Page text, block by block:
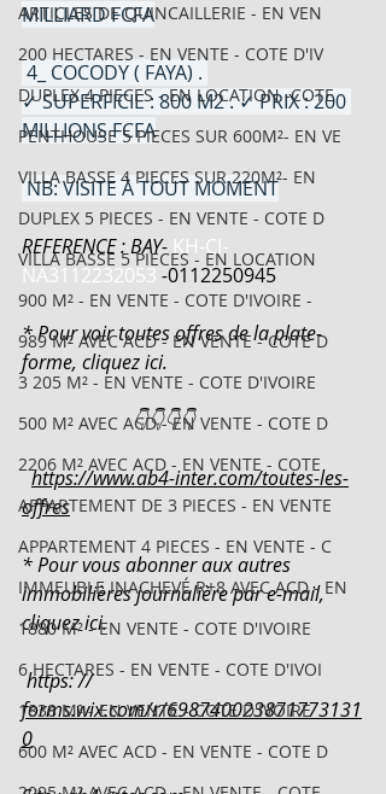
ARTICLES DE QUINCAILLERIE - EN VEN
200 HECTARES - EN VENTE - COTE D'IV
DUPLEX 4 PIECES - EN LOCATION -COTE
PENTHOUSE 5 PIECES SUR 600M²- EN VE
VILLA BASSE 4 PIECES SUR 220M²- EN
DUPLEX 5 PIECES - EN VENTE - COTE D
VILLA BASSE 5 PIECES - EN LOCATION
900 M² - EN VENTE - COTE D'IVOIRE -
989 M² AVEC ACD - EN VENTE - COTE D
3 205 M² - EN VENTE - COTE D'IVOIRE
500 M² AVEC ACD - EN VENTE - COTE D
2206 M² AVEC ACD - EN VENTE - COTE
APPARTEMENT DE 3 PIECES - EN VENTE
APPARTEMENT 4 PIECES - EN VENTE - C
IMMEUBLE INACHEVÉ R+8 AVEC ACD - EN
1880 M² - EN VENTE - COTE D'IVOIRE
6 HECTARES - EN VENTE - COTE D'IVOI
1838 M² - EN VENTE - COTE D'IVOIRE
600 M² AVEC ACD - EN VENTE - COTE D
MILLIARD FCFA
4_ COCODY ( FAYA) .
✓ SUPERFICIE : 800 M2 . ✓ PRIX : 200
MILLIONS FCFA
NB: VISITE À TOUT MOMENT
REFERENCE : BAY- KH-CI-
NA3112232053 -0112250945
* Pour voir toutes offres de la plate-
forme, cliquez ici.
👇👇👇👇
https://www.ab4-inter.com/toutes-les-
offres
* Pour vous abonner aux autres
immobilières journalière par e-mail,
cliquez ici.
https: //
forms.wix.com/r/698740023871773131
0